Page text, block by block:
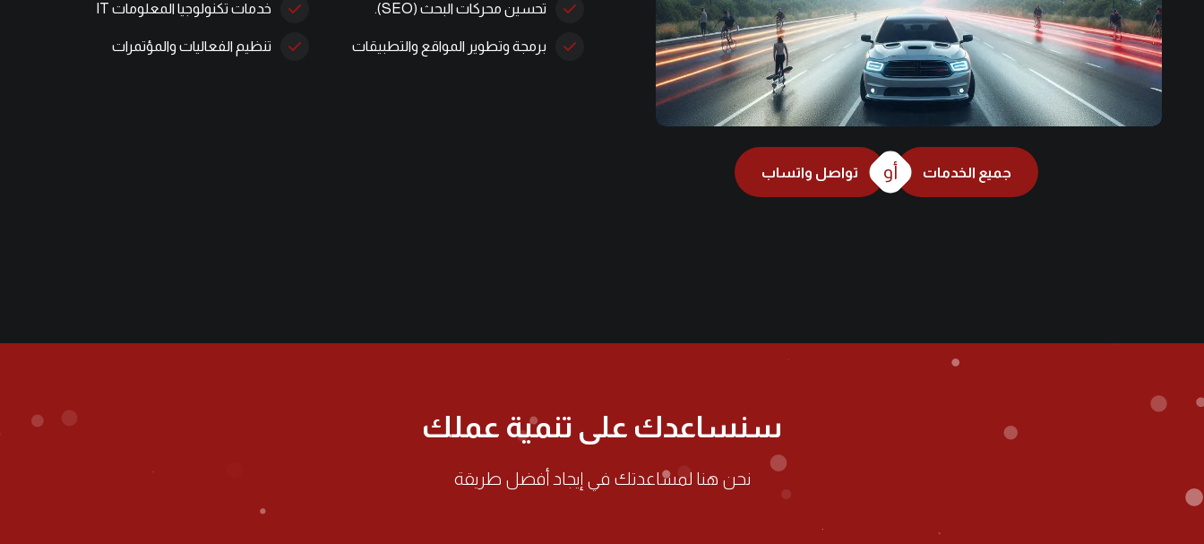
جميع الخدمات أو تواصل واتساب
تحسين محركات البحث (SEO).
برمجة وتطوير المواقع والتطبيقات
خدمات تكنولوجيا المعلومات IT
تنظيم الفعاليات والمؤتمرات
سنساعدك على تنمية عملك
نحن هنا لمساعدتك في إيجاد أفضل طريقة